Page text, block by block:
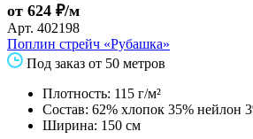
от 624 ₽/м
Арт. 402198
Поплин стрейч «Рубашка»
Под заказ от 50 метров
Плотность: 115 г/м²
Состав: 62% хлопок 35% нейлон
Ширина: 150 см